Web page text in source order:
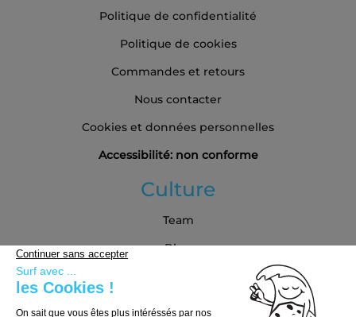
Politique de confidentialité
Politique de cookies
Commandes et retours
Nous contacter
Cookies et données personnelles
Accessibilité: non conforme
Culture
Team
Blog